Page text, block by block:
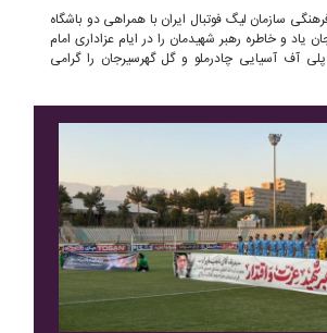
سازمان لیگ فوتبال ایران با همراهی دو باشگاه
یاد و خاطره رهبر شهیدمان را در ایام عزاداری امام
آف آسیایی چادرملو و گل گهرسیرجان را گرامی